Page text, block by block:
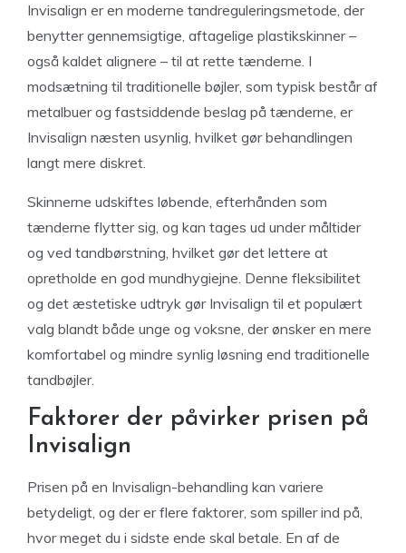
Invisalign er en moderne tandreguleringsmetode, der
benytter gennemsigtige, aftagelige plastikskinner –
også kaldet alignere – til at rette tænderne. I
modsætning til traditionelle bøjler, som typisk består af
metalbuer og fastsiddende beslag på tænderne, er
Invisalign næsten usynlig, hvilket gør behandlingen
langt mere diskret.
Skinnerne udskiftes løbende, efterhånden som
tænderne flytter sig, og kan tages ud under måltider
og ved tandbørstning, hvilket gør det lettere at
opretholde en god mundhygiejne. Denne fleksibilitet
og det æstetiske udtryk gør Invisalign til et populært
valg blandt både unge og voksne, der ønsker en mere
komfortabel og mindre synlig løsning end traditionelle
tandbøjler.
Faktorer der påvirker prisen på
Invisalign
Prisen på en Invisalign-behandling kan variere
betydeligt, og der er flere faktorer, som spiller ind på,
hvor meget du i sidste ende skal betale. En af de